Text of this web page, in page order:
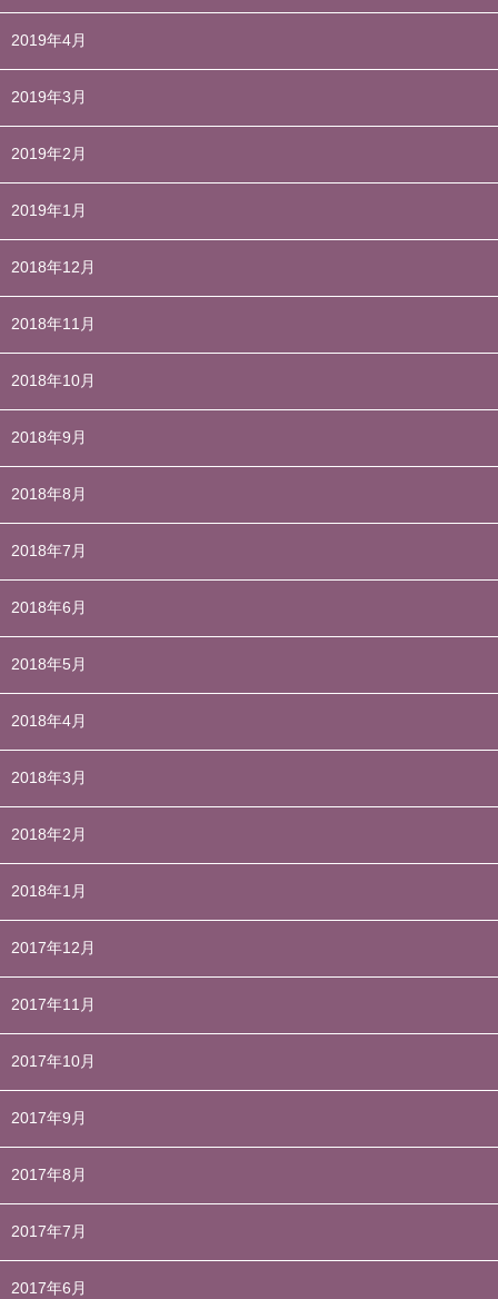
2019年4月
2019年3月
2019年2月
2019年1月
2018年12月
2018年11月
2018年10月
2018年9月
2018年8月
2018年7月
2018年6月
2018年5月
2018年4月
2018年3月
2018年2月
2018年1月
2017年12月
2017年11月
2017年10月
2017年9月
2017年8月
2017年7月
2017年6月